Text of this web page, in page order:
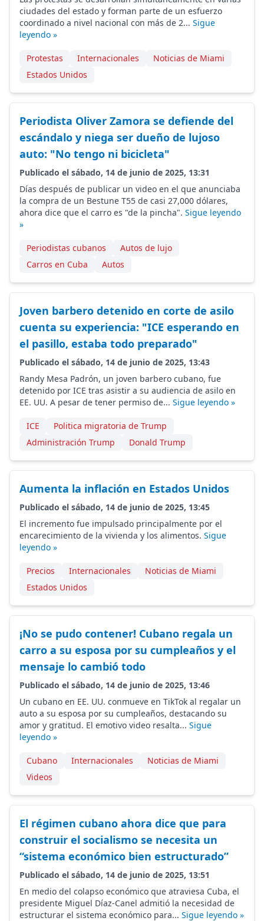
ciudades del estado y forman parte de un esfuerzo
coordinado a nivel nacional con más de 2... Sigue
leyendo »
Protestas Internacionales
Noticias de Miami
Estados Unidos
Periodista Oliver Zamora se defiende del
escándalo y niega ser dueño de lujoso
auto: "No tengo ni bicicleta"
Publicado el sábado, 14 de junio de 2025, 13:31
Días después de publicar un video en el que anunciaba
la compra de un Bestune T55 de casi 27,000 dólares,
ahora dice que el carro es "de la pincha". Sigue leyendo
»
Periodistas cubanos
Autos de lujo
Carros en Cuba
Autos
Joven barbero detenido en corte de asilo
cuenta su experiencia: "ICE esperando en
el pasillo, estaba todo preparado"
Publicado el sábado, 14 de junio de 2025, 13:43
Randy Mesa Padrón, un joven barbero cubano, fue
detenido por ICE tras asistir a su audiencia de asilo en
EE. UU. A pesar de tener permiso de... Sigue leyendo »
ICE
Politica migratoria de Trump
Administración Trump
Donald Trump
Aumenta la inflación en Estados Unidos
Publicado el sábado, 14 de junio de 2025, 13:45
El incremento fue impulsado principalmente por el
encarecimiento de la vivienda y los alimentos. Sigue
leyendo »
Precios Internacionales
Noticias de Miami
Estados Unidos
¡No se pudo contener! Cubano regala un
carro a su esposa por su cumpleaños y el
mensaje lo cambió todo
Publicado el sábado, 14 de junio de 2025, 13:46
Un cubano en EE. UU. conmueve en TikTok al regalar un
auto a su esposa por su cumpleaños, destacando su
amor y gratitud. El emotivo video resalta... Sigue
leyendo »
Cubano Internacionales
Noticias de Miami
Videos
El régimen cubano ahora dice que para
construir el socialismo se necesita un
“sistema económico bien estructurado”
Publicado el sábado, 14 de junio de 2025, 13:51
En medio del colapso económico que atraviesa Cuba, el
presidente Miguel Díaz-Canel admitió la necesidad de
estructurar el sistema económico para... Sigue leyendo »